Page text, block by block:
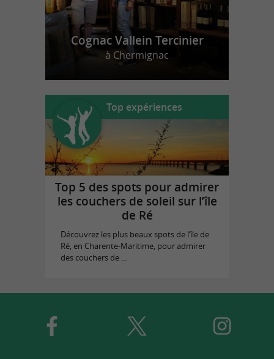
Cognac Vallein Tercinier
à Chermignac
Top expériences
Top 5 des spots pour admirer
les couchers de soleil sur l’île
de Ré
Découvrez les plus beaux spots de l’île de
Ré, en Charente-Maritime, pour admirer
des couchers de ...